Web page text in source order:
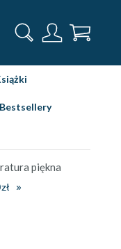
Bestsellery
piękna